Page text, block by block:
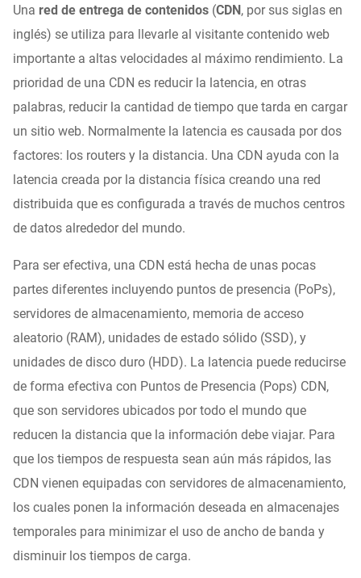
Una red de entrega de contenidos (CDN, por sus siglas en
inglés) se utiliza para llevarle al visitante contenido web
importante a altas velocidades al máximo rendimiento. La
prioridad de una CDN es reducir la latencia, en otras
palabras, reducir la cantidad de tiempo que tarda en cargar
un sitio web. Normalmente la latencia es causada por dos
factores: los routers y la distancia. Una CDN ayuda con la
latencia creada por la distancia física creando una red
distribuida que es configurada a través de muchos centros
de datos alrededor del mundo.
Para ser efectiva, una CDN está hecha de unas pocas
partes diferentes incluyendo puntos de presencia (PoPs),
servidores de almacenamiento, memoria de acceso
aleatorio (RAM), unidades de estado sólido (SSD), y
unidades de disco duro (HDD). La latencia puede reducirse
de forma efectiva con Puntos de Presencia (Pops) CDN,
que son servidores ubicados por todo el mundo que
reducen la distancia que la información debe viajar. Para
que los tiempos de respuesta sean aún más rápidos, las
CDN vienen equipadas con servidores de almacenamiento,
los cuales ponen la información deseada en almacenajes
temporales para minimizar el uso de ancho de banda y
disminuir los tiempos de carga.